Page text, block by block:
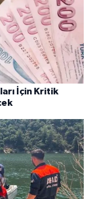
İçin Kritik